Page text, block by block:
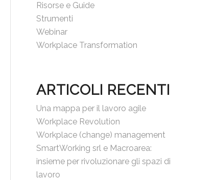
Risorse e Guide
Strumenti
Webinar
Workplace Transformation
ARTICOLI RECENTI
Una mappa per il lavoro agile
Workplace Revolution
Workplace (change) management
SmartWorking srl e Macroarea:
insieme per rivoluzionare gli spazi di
lavoro